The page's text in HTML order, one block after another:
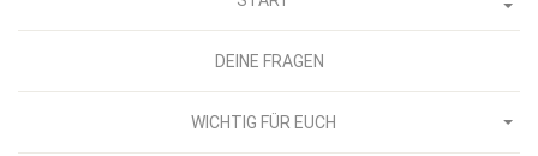
DEINE FRAGEN
WICHTIG FÜR EUCH